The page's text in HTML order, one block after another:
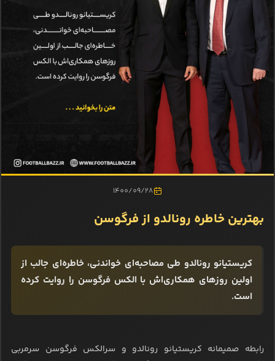
1400/09/28
بهترین خاطره رونالدو از فرگوسن
کریستیانو رونالدو طی مصاحبه‌ای خواندنی، خاطره‌ای جالب از
اولین روزهای همکاری‌اش با الکس فرگوسن را روایت کرده
است.
رابطه صمیمانه کریستیانو رونالدو و سرالکس فرگوسن سرمربی